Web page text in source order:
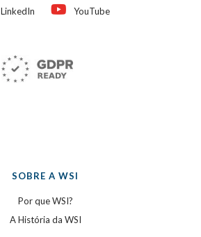
LinkedIn
YouTube
SOBRE A WSI
Por que WSI?
A História da WSI